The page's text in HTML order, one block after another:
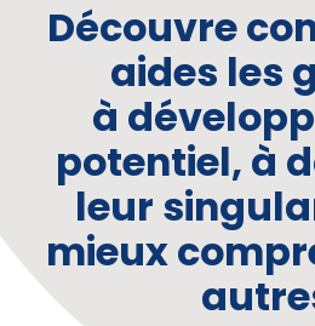
Découvre
aides les
à
potentiel, à
leur
mieux